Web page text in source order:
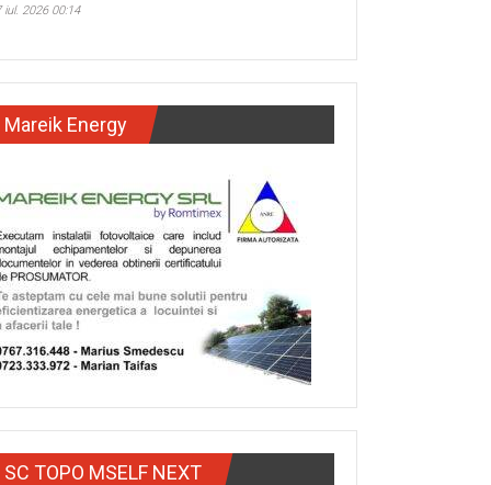
iul. 2026 00:14
Mareik Energy
SC TOPO MSELF NEXT